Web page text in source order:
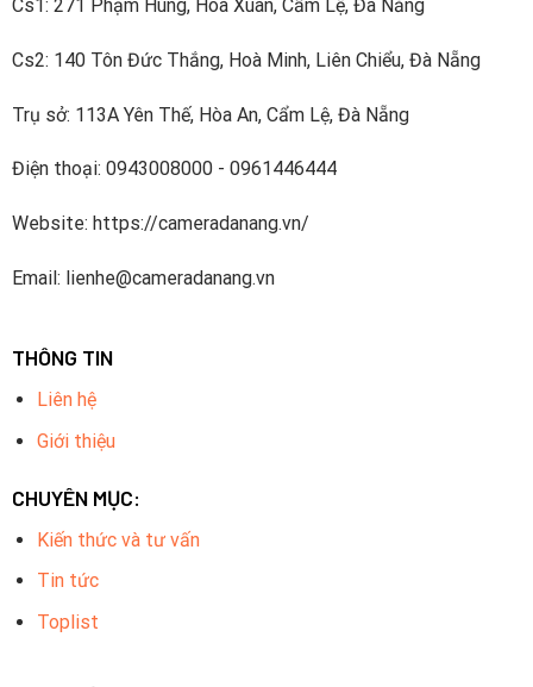
Cs1: 271 Phạm Hùng, Hoà Xuân, Cẩm Lệ, Đà Nẵng
Cs2: 140 Tôn Đức Thắng, Hoà Minh, Liên Chiểu, Đà Nẵng
Trụ sở: 113A Yên Thế, Hòa An, Cẩm Lệ, Đà Nẵng
Điện thoại: 0943008000 - 0961446444
Website: https://cameradanang.vn/
Email: lienhe@cameradanang.vn
THÔNG TIN
Liên hệ
Giới thiệu
CHUYÊN MỤC:
Kiến thức và tư vấn
Tin tức
Toplist